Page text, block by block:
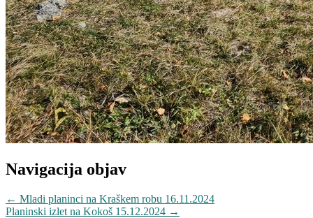
Navigacija objav
← Mladi planinci na Kraškem robu 16.11.2024
Planinski izlet na Kokoš 15.12.2024 →